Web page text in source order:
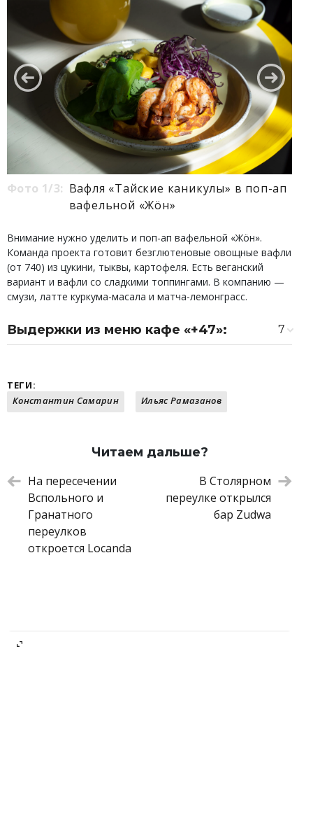
Фото 1/3: Вафля «Тайские каникулы» в поп-ап
вафельной «Жöн»
Внимание нужно уделить и поп-ап вафельной «Жöн».
Команда проекта готовит безглютеновые овощные вафли
(от 740) из цукини, тыквы, картофеля. Есть веганский
вариант и вафли со сладкими топпингами. В компанию —
смузи, латте куркума-масала и матча-лемонграсс.
Выдержки из меню кафе «+47»:
7
Тартар из баклажана
Тыквенный суп с кокосовой пеной
Стейк из лосося и кукурузный крем
ТЕГИ:
Константин Самарин
Ильяс Рамазанов
Читаем дальше?
На пересечении
Вспольного и
Гранатного
переулков
откроется Locanda
В Столярном
переулке открылся
бар Zudwa